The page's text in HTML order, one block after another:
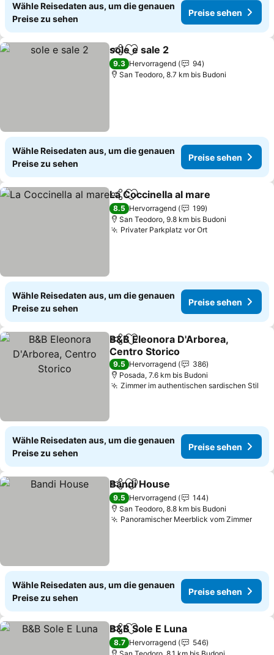
Wähle Reisedaten aus, um die genauen
Preise zu sehen
Preise sehen
TeilenZu Favoriten hinzufügen
sole e sale 2
9.3 Hervorragend
94
San Teodoro, 8.7 km bis Budoni
Wähle Reisedaten aus, um die genauen
Preise zu sehen
Preise sehen
TeilenZu Favoriten hinzufügen
La Coccinella al mare
8.5 Hervorragend
199
San Teodoro, 9.8 km bis Budoni
Privater Parkplatz vor Ort
Wähle Reisedaten aus, um die genauen
Preise zu sehen
Preise sehen
TeilenZu Favoriten hinzufügen
B&B Eleonora D'Arborea,
Centro Storico
9.5 Hervorragend
386
Posada, 7.6 km bis Budoni
Zimmer im authentischen sardischen Stil
Wähle Reisedaten aus, um die genauen
Preise zu sehen
Preise sehen
TeilenZu Favoriten hinzufügen
Bandi House
9.5 Hervorragend
144
San Teodoro, 8.8 km bis Budoni
Panoramischer Meerblick vom Zimmer
Wähle Reisedaten aus, um die genauen
Preise zu sehen
Preise sehen
TeilenZu Favoriten hinzufügen
B&B Sole E Luna
8.7 Hervorragend
546